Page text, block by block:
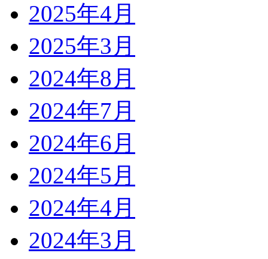
2025年4月
2025年3月
2024年8月
2024年7月
2024年6月
2024年5月
2024年4月
2024年3月